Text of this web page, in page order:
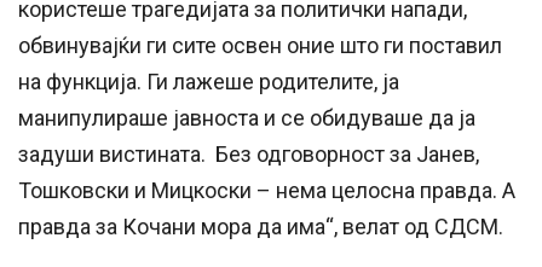
користеше трагедијата за политички напади,
обвинувајќи ги сите освен оние што ги поставил
на функција. Ги лажеше родителите, ја
манипулираше јавноста и се обидуваше да ја
задуши вистината. Без одговорност за Јанев,
Тошковски и Мицкоски – нема целосна правда. А
правда за Кочани мора да има“, велат од СДСМ.